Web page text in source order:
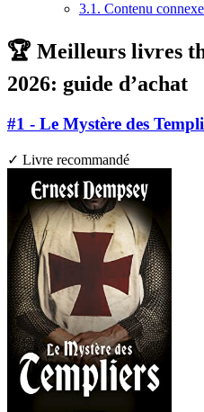
3.1. Contenu
🏆 Meilleurs livres
2026: guide d’achat
#1 - Le Mystère des
✓ Livre recommandé